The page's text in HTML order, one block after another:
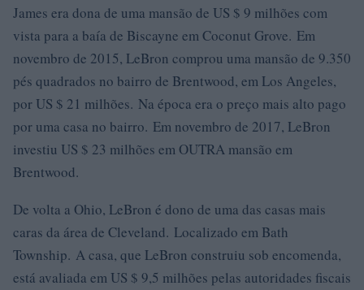
James era dona de uma mansão de US $ 9 milhões com
vista para a baía de Biscayne em Coconut Grove. Em
novembro de 2015, LeBron comprou uma mansão de 9.350
pés quadrados no bairro de Brentwood, em Los Angeles,
por US $ 21 milhões. Na época era o preço mais alto pago
por uma casa no bairro. Em novembro de 2017, LeBron
investiu US $ 23 milhões em OUTRA mansão em
Brentwood.
De volta a Ohio, LeBron é dono de uma das casas mais
caras da área de Cleveland. Localizado em Bath
Township. A casa, que LeBron construiu sob encomenda,
está avaliada em US $ 9,5 milhões pelas autoridades fiscais